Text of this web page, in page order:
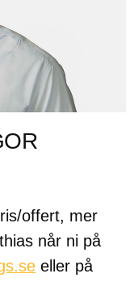
offert, mer
når ni på
eller på